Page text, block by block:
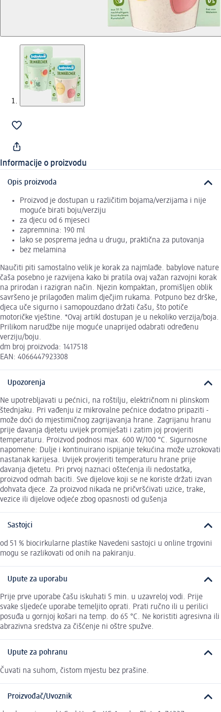
Informacije o proizvodu
Opis proizvoda
Proizvod je dostupan u različitim bojama/verzijama i nije
moguće birati boju/verziju
za djecu od 6 mjeseci
zapremnina: 190 ml
lako se posprema jedna u drugu, praktična za putovanja
bez melamina
Naučiti piti samostalno velik je korak za najmlađe. babylove nature
čaša posebno je razvijena kako bi pratila ovaj važan razvojni korak
na prirodan i razigran način. Njezin kompaktan, promišljen oblik
savršeno je prilagođen malim dječjim rukama. Potpuno bez drške,
djeca uče sigurno i samopouzdano držati čašu, što potiče
motoričke vještine. *Ovaj artikl dostupan je u nekoliko verzija/boja.
Prilikom narudžbe nije moguće unaprijed odabrati određenu
verziju/boju.
dm broj proizvoda: 1417518
EAN: 4066447923308
Upozorenja
Ne upotrebljavati u pećnici, na roštilju, električnom ni plinskom
štednjaku. Pri vađenju iz mikrovalne pećnice dodatno pripaziti -
može doći do mjestimičnog zagrijavanja hrane. Zagrijanu hranu
prije davanja djetetu uvijek promiješati i zatim joj provjeriti
temperaturu. Proizvod podnosi max. 600 W/100 °C. Sigurnosne
napomene: Dulje i kontinuirano ispijanje tekućina može uzrokovati
nastanak karijesa. Uvijek provjeriti temperaturu hrane prije
davanja djetetu. Pri prvoj naznaci oštećenja ili nedostatka,
proizvod odmah baciti. Sve dijelove koji se ne koriste držati izvan
dohvata djece. Za proizvod nikada ne pričvršćivati uzice, trake,
vezice ili dijelove odjeće zbog opasnosti od gušenja
Sastojci
od 51 % biocirkularne plastike Navedeni sastojci u online trgovini
mogu se razlikovati od onih na pakiranju.
Upute za uporabu
Prije prve uporabe čašu iskuhati 5 min. u uzavreloj vodi. Prije
svake sljedeće uporabe temeljito oprati. Prati ručno ili u perilici
posuđa u gornjoj košari na temp. do 65 °C. Ne koristiti agresivna ili
abrazivna sredstva za čišćenje ni oštre spužve.
Upute za pohranu
Čuvati na suhom, čistom mjestu bez prašine.
Proizvođač/Uvoznik